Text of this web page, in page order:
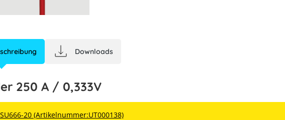
Downloads
250 A / 0,333V
20 (Artikelnummer:UT000138)